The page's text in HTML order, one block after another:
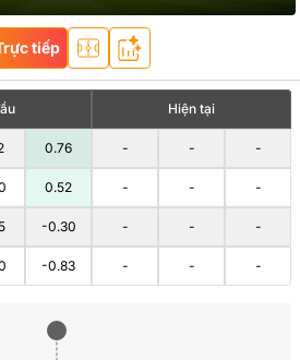
tiếp
Hiện tại
0.76 - - -
0.52 - - -
-0.30 - - -
-0.83 - - -